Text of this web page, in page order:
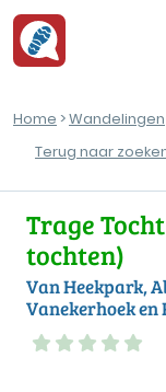
Home >Wandelingen
Terug naar
Trage
tochten)
Van Heekpark,
Vanekerhoek en